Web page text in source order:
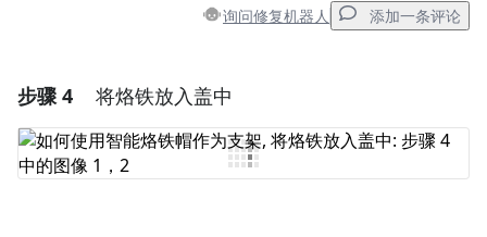
询问修复机器人 添加一条评论
添加一条评论
添加评论
步骤 4 将烙铁放入盖中